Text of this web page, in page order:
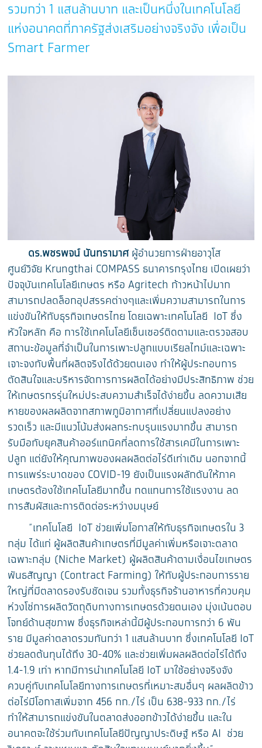
รวมกว่า 1 แสนล้านบาท และเป็นหนึ่งในเทคโนโลยี
แห่งอนาคตที่ภาครัฐส่งเสริมอย่างจริงจัง เพื่อเป็น
Smart Farmer
ดร.พชรพจน์ นันทรามาศผู้อำนวยการฝ่ายอาวุโส
ศูนย์วิจัย Krungthai COMPASS ธนาคารกรุงไทย เปิดเผยว่า
ปัจจุบันเทคโนโลยีเกษตร หรือ Agritech ก้าวหน้าไปมาก
สามารถปลดล็อกอุปสรรคต่างๆและเพิ่มความสามารถในการ
แข่งขันให้กับธุรกิจเกษตรไทย โดยเฉพาะเทคโนโลยี IoT ซึ่ง
หัวใจหลัก คือ การใช้เทคโนโลยีเซ็นเซอร์ติดตามและตรวจสอบ
สถานะข้อมูลที่จำเป็นในการเพาะปลูกแบบเรียลไทม์และเฉพาะ
เจาะจงกับพื้นที่ผลิตจริงได้ด้วยตนเอง ทำให้ผู้ประกอบการ
ตัดสินใจและบริหารจัดการการผลิตได้อย่างมีประสิทธิภาพ ช่วย
ให้เกษตรกรรุ่นใหม่ประสบความสำเร็จได้ง่ายขึ้น ลดความเสีย
หายของผลผลิตจากสภาพภูมิอากาศที่เปลี่ยนแปลงอย่าง
รวดเร็ว และมีแนวโน้มส่งผลกระทบรุนแรงมากขึ้น สามารถ
รับมือกับยุคสินค้าออร์แกนิคที่ลดการใช้สารเคมีในการเพาะ
ปลูก แต่ยังให้คุณภาพของผลผลิตต่อไร่ดีเท่าเดิม นอกจากนี้
การแพร่ระบาดของ COVID-19 ยังเป็นแรงผลักดันให้ภาค
เกษตรต้องใช้เทคโนโลยีมากขึ้น ทดแทนการใช้แรงงาน ลด
การสัมผัสและการติดต่อระหว่างมนุษย์
“เทคโนโลยี IoT ช่วยเพิ่มโอกาสให้กับธุรกิจเกษตรใน 3
กลุ่ม ได้แก่ ผู้ผลิตสินค้าเกษตรที่มีมูลค่าเพิ่มหรือเจาะตลาด
เฉพาะกลุ่ม (Niche Market) ผู้ผลิตสินค้าตามเงื่อนไขเกษตร
พันธสัญญา (Contract Farming) ให้กับผู้ประกอบการราย
ใหญ่ที่มีตลาดรองรับชัดเจน รวมทั้งธุรกิจร้านอาหารที่ควบคุม
ห่วงโซ่การผลิตวัตถุดิบทางการเกษตรด้วยตนเอง มุ่งเน้นตอบ
โจทย์ด้านสุขภาพ ซึ่งธุรกิจเหล่านี้มีผู้ประกอบการกว่า 6 พัน
ราย มีมูลค่าตลาดรวมกันกว่า 1 แสนล้านบาท ซึ่งเทคโนโลยี IoT
ช่วยลดต้นทุนได้ถึง 30-40% และช่วยเพิ่มผลผลิตต่อไร่ได้ถึง
1.4-1.9 เท่า หากมีการนำเทคโนโลยี IoT มาใช้อย่างจริงจัง
ควบคู่กับเทคโนโลยีทางการเกษตรที่เหมาะสมอื่นๆ ผลผลิตข้าว
ต่อไร่มีโอกาสเพิ่มจาก 456 กก./ไร่ เป็น 638-933 กก./ไร่
ทำให้สามารถแข่งขันในตลาดส่งออกข้าวได้ง่ายขึ้น และใน
อนาคตจะใช้ร่วมกับเทคโนโลยีปัญญาประดิษฐ์ หรือ AI ช่วย